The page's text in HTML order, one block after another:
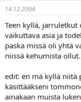
14.12.2004
Teen kyllä,
vaikuttava asia ja
paska missä oli yhtä
niissä kehumista
edit: en mä kyllä niitä
käsittääkseni
ainakaan muista